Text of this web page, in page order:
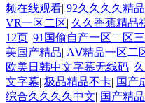
频在线观看| 92久久久久精品
VR一区二区| 久久香蕉精品
12页| 91国偷自产一区二区
美国产精品| AⅤ精品一区二
欧美日韩中文字幕无线码|
文字幕| 极品精品不卡| 国产
综合久久久久中文| 国产精